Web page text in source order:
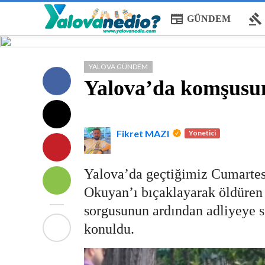
newspaper GÜNDEM gavel
YALOVA GÜNDEM
Yalova’da
Fikret MAZI Yönetici
Yalova’da geçtiğimiz
Okuyan’ı bıçaklayarak
sorgusunun ardından adliyeye
konuldu.